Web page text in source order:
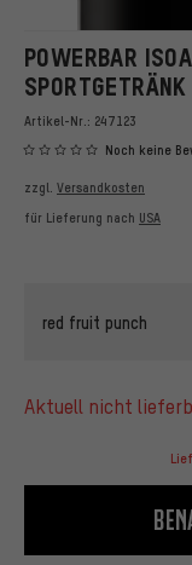
POWERBAR
Artikel-Nr.: 247123
Noch keine
zzgl. Versandkosten
für Lieferung nach USA
red fruit punch
aktuell nicht